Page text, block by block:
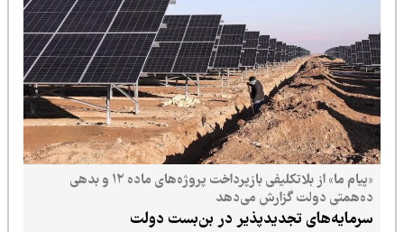
«پیام ما» از بلاتکلیفی بازپرداخت پروژه‌های ماده ۱۲ و بدهی
گزارش می‌دهد
تجدیدپذیر در بن‌بست دولت